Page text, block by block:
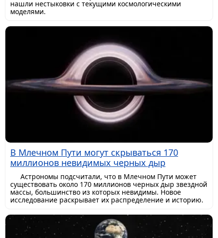
нашли нестыковки с текущими космологическими
моделями.
В Млечном Пути могут скрываться 170
миллионов невидимых черных дыр
Астрономы подсчитали, что в Млечном Пути может
существовать около 170 миллионов черных дыр звездной
массы, большинство из которых невидимы. Новое
исследование раскрывает их распределение и историю.